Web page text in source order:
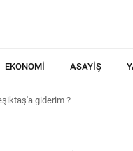
EKONOMI ASAYIŞ
giderim ?